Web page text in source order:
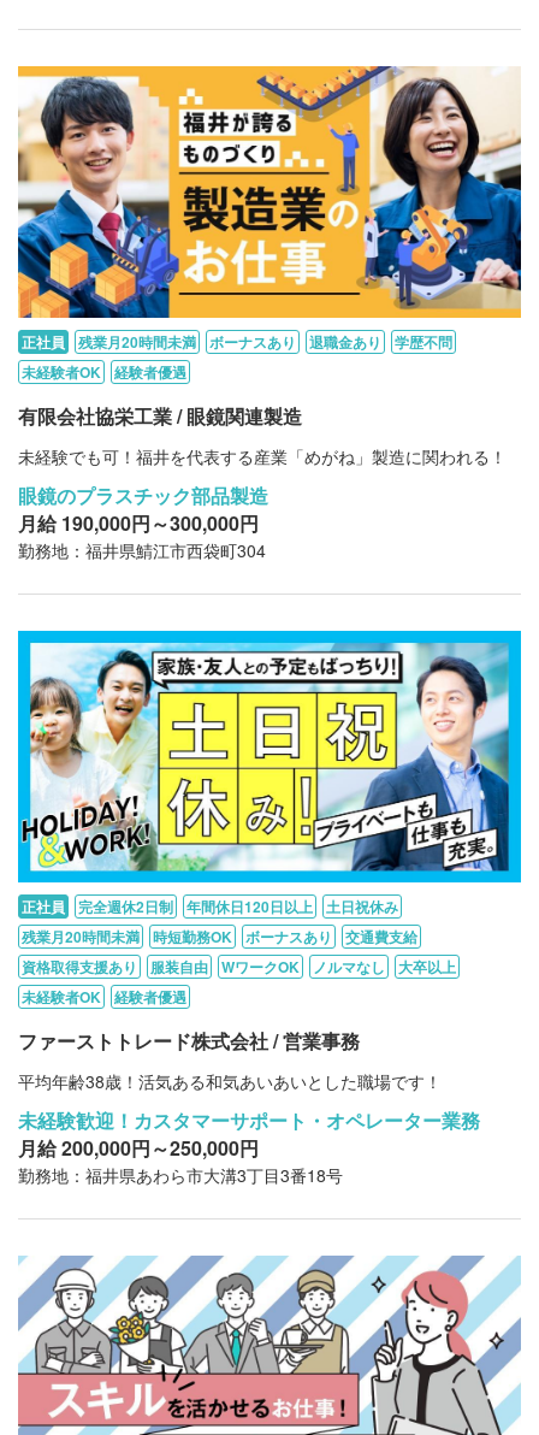
正社員 残業月20時間未満 ボーナスあり 退職金あり
学歴不問
未経験者OK
経験者優遇
有限会社協栄工業 / 眼鏡関連製造
未経験でも可！福井を代表する産業「めがね」製造に関われる！
眼鏡のプラスチック部品製造
月給 190,000円～300,000円
勤務地：福井県鯖江市西袋町304
正社員 完全週休2日制 年間休日120日以上
土日祝休み
残業月20時間未満
時短勤務OK ボーナスあり
交通費支給
資格取得支援あり
服装自由 WワークOK ノルマなし
大卒以上
未経験者OK
経験者優遇
ファーストトレード株式会社 / 営業事務
平均年齢38歳！活気ある和気あいあいとした職場です！
未経験歓迎！カスタマーサポート・オペレーター業務
月給 200,000円～250,000円
勤務地：福井県あわら市大溝3丁目3番18号